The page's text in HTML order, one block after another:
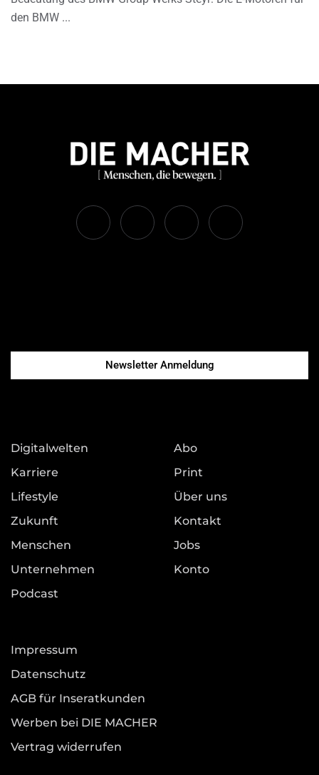
den BMW
Newsletter Anmeldung
Digitalwelten
Karriere
Lifestyle
Zukunft
Menschen
Unternehmen
Podcast
Abo
Print
Über uns
Kontakt
Jobs
Konto
Impressum
Datenschutz
AGB für Inseratkunden
Werben bei DIE MACHER
Vertrag widerrufen